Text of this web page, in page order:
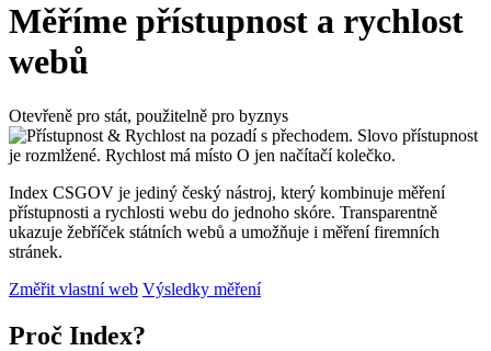
Měříme přístupnost a rychlost
webů
Otevřeně pro stát, použitelně pro byznys
Index CSGOV je jediný český nástroj, který kombinuje měření
přístupnosti a rychlosti webu do jednoho skóre. Transparentně
ukazuje žebříček státních webů a umožňuje i měření firemních
stránek.
Změřit vlastní web Výsledky měření
Proč Index?